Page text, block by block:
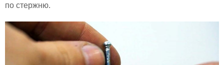
по стержню.